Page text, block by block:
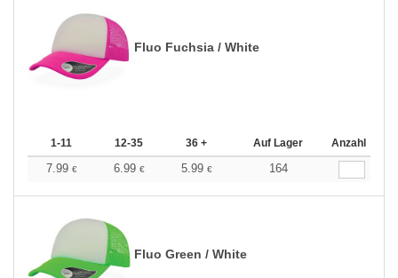
Fluo Fuchsia / White
1-11 12-35 36 + Auf Lager Anzahl
7.99 € 6.99 € 5.99 € 164
Fluo Green / White